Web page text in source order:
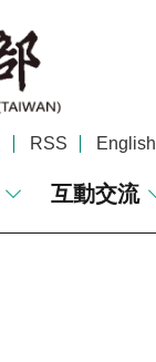
RSS English
互動交流